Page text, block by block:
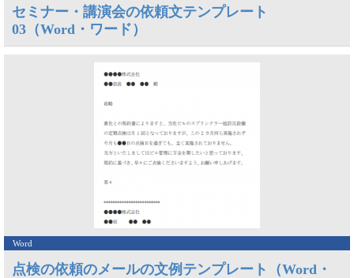
セミナー・講演会の依頼文テンプレート
03（Word・ワード）
Word
点検の依頼のメールの文例テンプレート（Word・